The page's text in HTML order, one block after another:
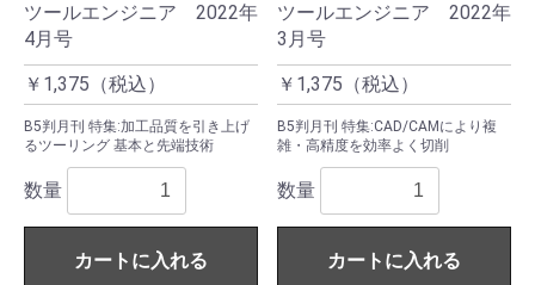
ツールエンジニア 2022年
4月号
￥1,375（税込）
B5判月刊 特集:加工品質を引き上げ
るツーリング 基本と先端技術
数量
カートに入れる
ツールエンジニア 2022年
3月号
￥1,375（税込）
B5判月刊 特集:CAD/CAMにより複
雑・高精度を効率よく切削
数量
カートに入れる